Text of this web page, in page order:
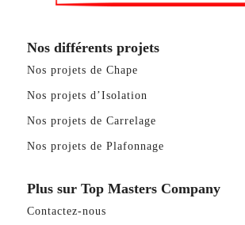
Nos différents projets
Nos projets de Chape
Nos projets d’Isolation
Nos projets de Carrelage
Nos projets de Plafonnage
Plus sur Top Masters Company
Contactez-nous